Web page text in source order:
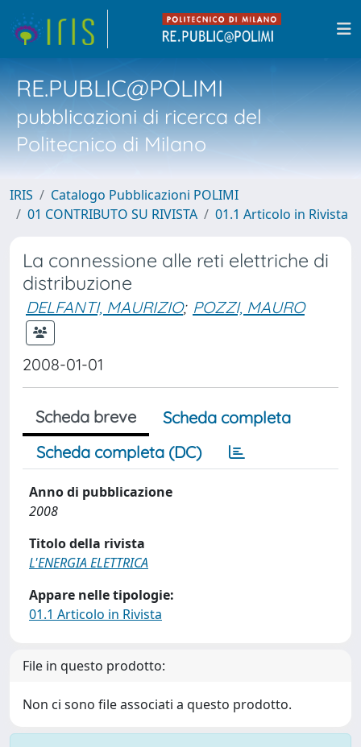
RE.PUBLIC@POLIMI
pubblicazioni di ricerca del
Politecnico di Milano
IRIS
Catalogo Pubblicazioni POLIMI
01 CONTRIBUTO SU RIVISTA
01.1 Articolo in Rivista
La connessione alle reti elettriche di
distribuzione
DELFANTI, MAURIZIO; POZZI, MAURO
2008-01-01
Scheda breve
Scheda completa
Scheda completa (DC)
Anno di pubblicazione
2008
Titolo della rivista
L'ENERGIA ELETTRICA
Appare nelle tipologie:
01.1 Articolo in Rivista
File in questo prodotto:
Non ci sono file associati a questo prodotto.